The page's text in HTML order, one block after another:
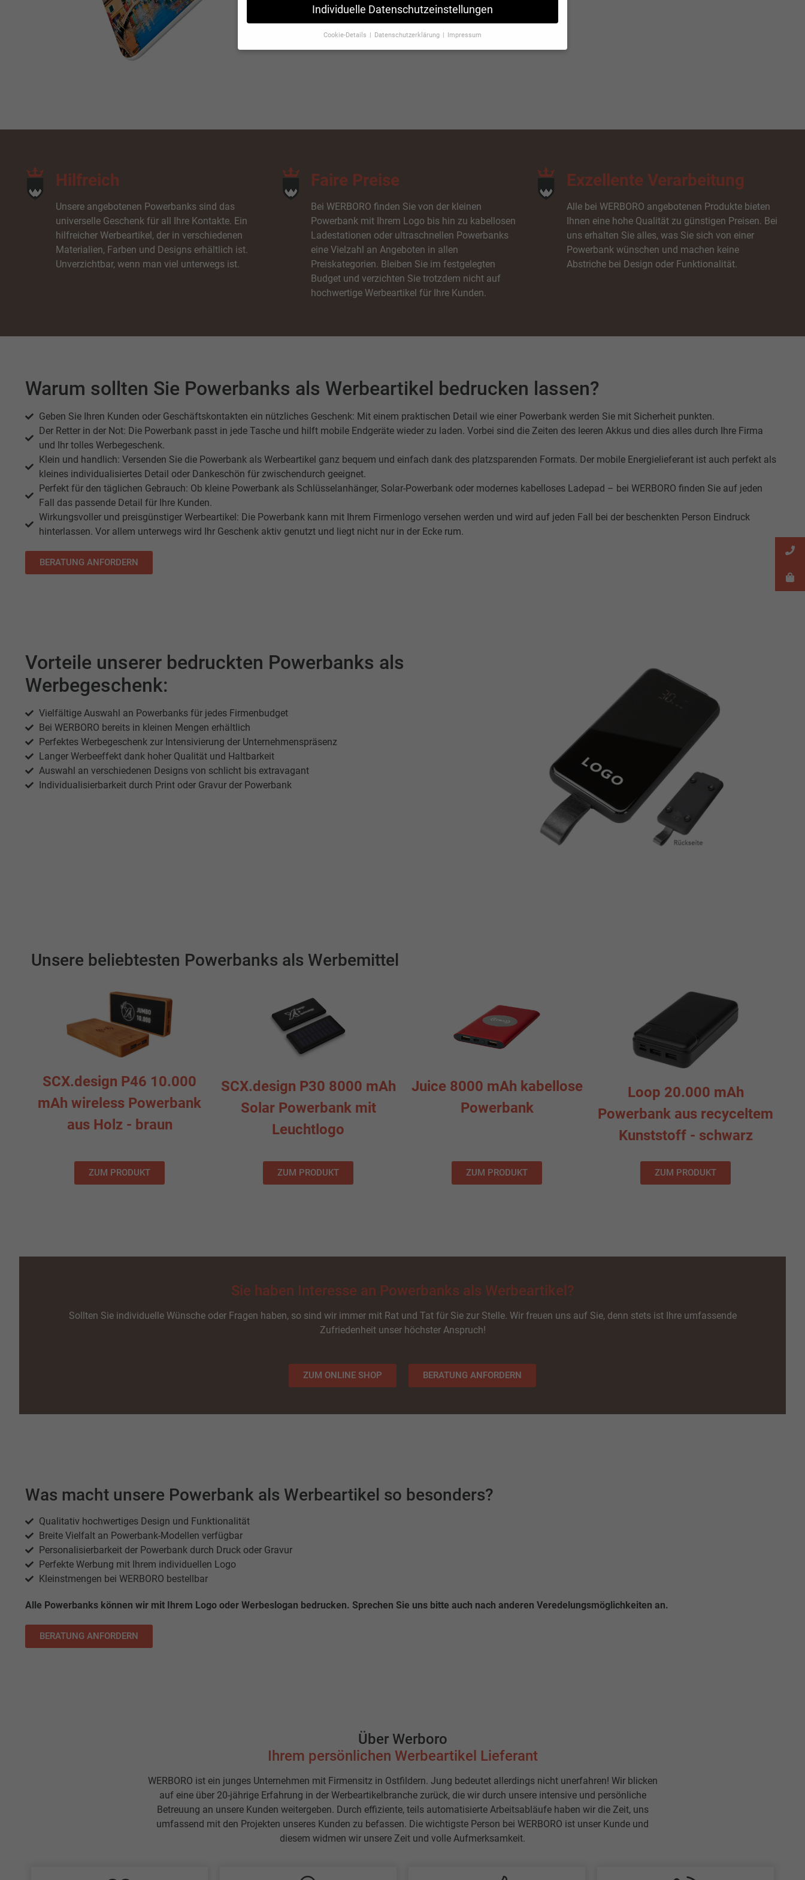
JETZT ANFRAGEN
Hilfreich
Unsere angebotenen Powerbanks sind das
universelle Geschenk für all Ihre Kontakte. Ein
hilfreicher Werbeartikel, der in verschiedenen
Materialien, Farben und Designs erhältlich ist.
Unverzichtbar, wenn man viel unterwegs ist.
Faire Preise
Bei WERBORO finden Sie von der kleinen
Powerbank mit Ihrem Logo bis hin zu kabellosen
Ladestationen oder ultraschnellen Powerbanks
eine Vielzahl an Angeboten in allen
Preiskategorien. Bleiben Sie im festgelegten
Budget und verzichten Sie trotzdem nicht auf
hochwertige Werbeartikel für Ihre Kunden.
Exzellente Verarbeitung
Alle bei WERBORO angebotenen Produkte bieten
Ihnen eine hohe Qualität zu günstigen Preisen. Bei
uns erhalten Sie alles, was Sie sich von einer
Powerbank wünschen und machen keine
Abstriche bei Design oder Funktionalität.
Warum sollten Sie Powerbanks als Werbeartikel bedrucken lassen?
Geben Sie Ihren Kunden oder Geschäftskontakten ein nützliches Geschenk: Mit einem praktischen Detail wie einer Powerbank werden Sie mit Sicherheit punkten.
Der Retter in der Not: Die Powerbank passt in jede Tasche und hilft mobile Endgeräte wieder zu laden. Vorbei sind die Zeiten des leeren Akkus und dies alles durch Ihre Firma
und Ihr tolles Werbegeschenk.
Klein und handlich: Versenden Sie die Powerbank als Werbeartikel ganz bequem und einfach dank des platzsparenden Formats. Der mobile Energielieferant ist auch perfekt als
kleines individualisiertes Detail oder Dankeschön für zwischendurch geeignet.
Perfekt für den täglichen Gebrauch: Ob kleine Powerbank als Schlüsselanhänger, Solar-Powerbank oder modernes kabelloses Ladepad – bei WERBORO finden Sie auf jeden
Fall das passende Detail für Ihre Kunden.
Wirkungsvoller und preisgünstiger Werbeartikel: Die Powerbank kann mit Ihrem Firmenlogo versehen werden und wird auf jeden Fall bei der beschenkten Person Eindruck
hinterlassen. Vor allem unterwegs wird Ihr Geschenk aktiv genutzt und liegt nicht nur in der Ecke rum.
BERATUNG ANFORDERN
Vorteile unserer bedruckten Powerbanks als
Werbegeschenk:
Vielfältige Auswahl an Powerbanks für jedes Firmenbudget
Bei WERBORO bereits in kleinen Mengen erhältlich
Perfektes Werbegeschenk zur Intensivierung der Unternehmenspräsenz
Langer Werbeeffekt dank hoher Qualität und Haltbarkeit
Auswahl an verschiedenen Designs von schlicht bis extravagant
Individualisierbarkeit durch Print oder Gravur der Powerbank
Unsere beliebtesten Powerbanks als Werbemittel
SCX.design P46 10.000
mAh wireless Powerbank
aus Holz - braun
ZUM PRODUKT
SCX.design P30 8000 mAh
Solar Powerbank mit
Leuchtlogo
ZUM PRODUKT
Juice 8000 mAh kabellose
Powerbank
ZUM PRODUKT
Loop 20.000 mAh
Powerbank aus recyceltem
Kunststoff - schwarz
ZUM PRODUKT
Sie haben Interesse an Powerbanks als Werbeartikel?
Sollten Sie individuelle Wünsche oder Fragen haben, so sind wir immer mit Rat und Tat für Sie zur Stelle. Wir freuen uns auf Sie, denn stets ist Ihre umfassende
Zufriedenheit unser höchster Anspruch!
ZUM ONLINE SHOP BERATUNG ANFORDERN
Was macht unsere Powerbank als Werbeartikel so besonders?
Qualitativ hochwertiges Design und Funktionalität
Breite Vielfalt an Powerbank-Modellen verfügbar
Personalisierbarkeit der Powerbank durch Druck oder Gravur
Perfekte Werbung mit Ihrem individuellen Logo
Kleinstmengen bei WERBORO bestellbar
Alle Powerbanks können wir mit Ihrem Logo oder Werbeslogan bedrucken. Sprechen Sie uns bitte auch nach anderen Veredelungsmöglichkeiten an.
BERATUNG ANFORDERN
Über Werboro
Ihrem persönlichen Werbeartikel Lieferant
WERBORO ist ein junges Unternehmen mit Firmensitz in Ostfildern. Jung bedeutet allerdings nicht unerfahren! Wir blicken
auf eine über 20-jährige Erfahrung in der Werbeartikelbranche zurück, die wir durch unsere intensive und persönliche
Betreuung an unsere Kunden weitergeben. Durch effiziente, teils automatisierte Arbeitsabläufe haben wir die Zeit, uns
umfassend mit den Projekten unseres Kunden zu befassen. Die wichtigste Person bei WERBORO ist unser Kunde und
diesem widmen wir unsere Zeit und volle Aufmerksamkeit.
Individuelle Datenschutzeinstellungen
Cookie-Details Datenschutzerklärung Impressum
Cookie-Einstellungen
lassen und so nur bestimmte Cookies auswählen.
Alle akzeptieren Zurück
Cookie-Einstellungen
Essenziell (1)
Funktion der Website erforderlich.
Cookie-Informationen anzeigen
Statistiken (1)
Marketing-Cookies werden von Drittanbietern oder Publishern verwendet, um personalisierte
Cookie-Informationen anzeigen
Externe Medien
Inhalte von Videoplattformen und Social-Media-Plattformen werden standardmäßig blockiert.
Wenn Cookies von externen Medien akzeptiert werden, bedarf der Zugriff auf diese Inhalte
keiner manuellen Einwilligung mehr.
Datenschutzerklärung Impressum